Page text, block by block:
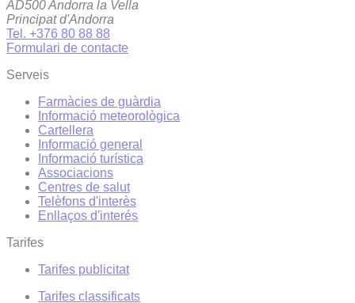
AD500 Andorra la Vella
Principat d'Andorra
Tel. +376 80 88 88
Formulari de contacte
Serveis
Farmàcies de guàrdia
Informació meteorològica
Cartellera
Informació general
Informació turística
Associacions
Centres de salut
Telèfons d'interès
Enllaços d'interés
Tarifes
Tarifes publicitat
Tarifes classificats